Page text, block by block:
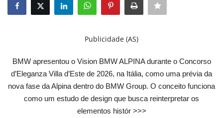
Idioma
English Portuguese
Publicidade (AS)
BMW apresentou o Vision BMW ALPINA durante o Concorso
d’Eleganza Villa d’Este de 2026, na Itália, como uma prévia da
nova fase da Alpina dentro do BMW Group. O conceito funciona
como um estudo de design que busca reinterpretar os
elementos histór >>>